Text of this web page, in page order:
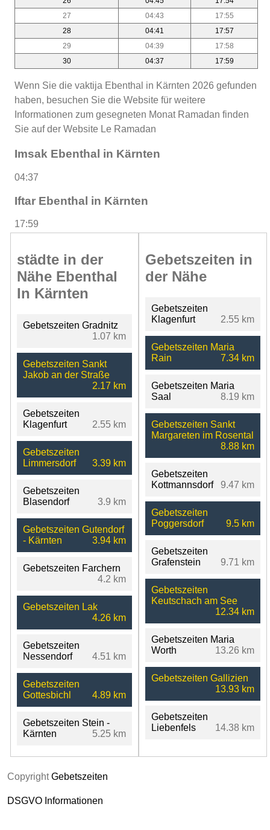
27
04:43
17:55
28
04:41
17:57
29
04:39
17:58
30
04:37 17:59
Wenn Sie die vaktija Ebenthal in Kärnten 2026 gefunden
haben, besuchen Sie die Website für weitere
Informationen zum gesegneten Monat Ramadan finden
Sie auf der Website Le Ramadan
Imsak Ebenthal in Kärnten
04:37
Iftar Ebenthal in Kärnten
17:59
städte in der
Nähe Ebenthal
In Kärnten
Gebetszeiten Gradnitz
1.07 km
Gebetszeiten Sankt
Jakob an der Straße
2.17 km
Gebetszeiten
Klagenfurt
2.55 km
Gebetszeiten
Limmersdorf
3.39 km
Gebetszeiten
Blasendorf
3.9 km
Gebetszeiten Gutendorf
- Kärnten
3.94 km
Gebetszeiten Farchern
4.2 km
Gebetszeiten Lak
4.26 km
Gebetszeiten
Nessendorf
4.51 km
Gebetszeiten
Gottesbichl
4.89 km
Gebetszeiten Stein -
Kärnten
5.25 km
Gebetszeiten in
der Nähe
Gebetszeiten
Klagenfurt
2.55 km
Gebetszeiten Maria
Rain
7.34 km
Gebetszeiten Maria
Saal
8.19 km
Gebetszeiten Sankt
Margareten im Rosental
8.88 km
Gebetszeiten
Kottmannsdorf
9.47 km
Gebetszeiten
Poggersdorf
9.5 km
Gebetszeiten
Grafenstein
9.71 km
Gebetszeiten
Keutschach am See
12.34 km
Gebetszeiten Maria
Worth
13.26 km
Gebetszeiten Gallizien
13.93 km
Gebetszeiten
Liebenfels
14.38 km
CopyrightGebetszeiten
DSGVO Informationen